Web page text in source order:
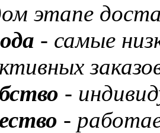
этапе
- самые
-
-